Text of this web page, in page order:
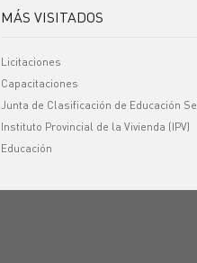
MÁS VISITADOS
Licitaciones
Capacitaciones
Junta de Clasificación de Educación
Instituto Provincial de la Vivienda (IPV)
Educación